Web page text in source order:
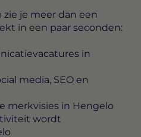
je meer dan een
in een paar seconden:
in
media, SEO en
merkvisies in Hengelo
wordt